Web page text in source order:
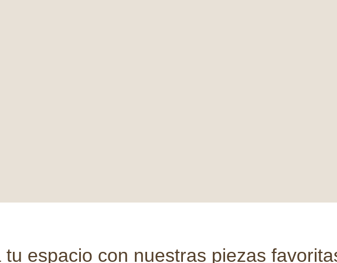
tu espacio con nuestras piezas